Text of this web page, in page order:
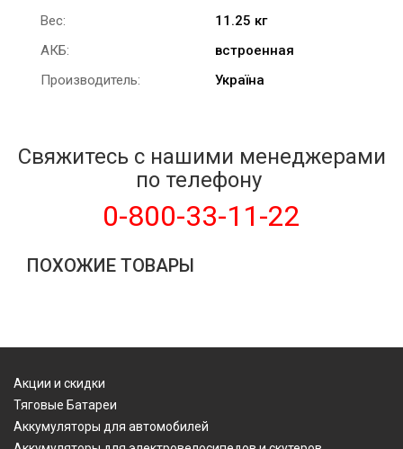
Вес:
11.25 кг
АКБ:
встроенная
Производитель:
Україна
Свяжитесь с нашими менеджерами
по телефону
0-800-33-11-22
ПОХОЖИЕ ТОВАРЫ
Акции и скидки
Тяговые Батареи
Аккумуляторы для автомобилей